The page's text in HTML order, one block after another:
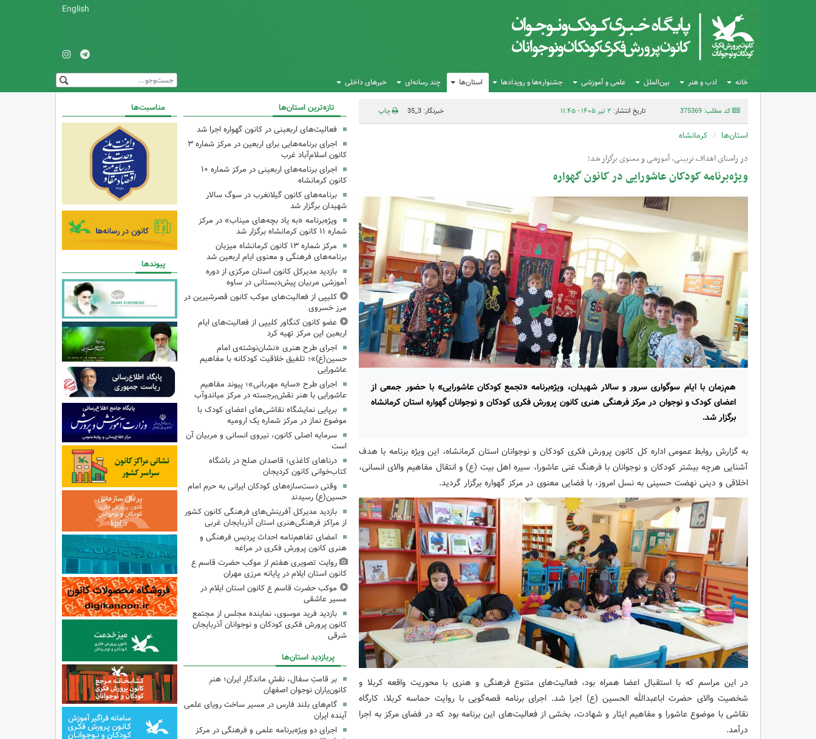
English
خانه ادب و هنر بین‌الملل علمی و آموزشی جشنواره‌ها و رویدادها استان‌ها چند رسانه‌ای خبرهای داخلی
کد مطلب: 375369 تاریخ انتشار: ۲ تیر ۱۴۰۵ - ۱۱:۴۵ خبرنگار: 3_35 چاپ
استان‌ها کرمانشاه
در راستای اهداف تربیتی، آموزشی و معنوی برگزار شد؛
ویژه‌برنامه‌ کودکان عاشورایی در کانون گهواره
هم‌زمان با ایام سوگواری سرور و سالار شهیدان، ویژه‌برنامه «تجمع کودکان عاشورایی» با حضور جمعی از
اعضای کودک و نوجوان در مرکز فرهنگی هنری کانون پرورش فکری کودکان و نوجوانان گهواره استان کرمانشاه
برگزار شد.
به گزارش روابط عمومی اداره کل کانون پرورش فکری کودکان و نوجوانان استان کرمانشاه، این ویژه برنامه با هدف
آشنایی هرچه بیشتر کودکان و نوجوانان با فرهنگ غنی عاشورا، سیره اهل بیت (ع) و انتقال مفاهیم والای انسانی،
اخلاقی و دینی نهضت حسینی به نسل امروز، با فضایی معنوی در مرکز گهواره برگزار گردید.
در این مراسم که با استقبال اعضا همراه بود، فعالیت‌های متنوع فرهنگی و هنری با محوریت واقعه کربلا و
شخصیت والای حضرت اباعبدالله الحسین (ع) اجرا شد. اجرای برنامه قصه‌گویی با روایت حماسه کربلا، کارگاه
نقاشی با موضوع عاشورا و مفاهیم ایثار و شهادت، بخشی از فعالیت‌های این برنامه بود که در فضای مرکز به اجرا
درآمد.
تازه‌ترین استان‌ها
فعالیت‌های اربعینی در کانون گهواره اجرا شد
اجرای برنامه‌هایی برای اربعین در مرکز شماره ۳
کانون اسلام‌آباد غرب
اجرای برنامه‌های اربعینی در مرکز شماره ۱۰
کانون کرمانشاه
برنامه‌های کانون گیلانغرب در سوگ سالار
شهیدان برگزار شد
ویژه‌برنامه «به یاد بچه‌های میناب» در مرکز
شماره ۱۱ کانون کرمانشاه برگزار شد
مرکز شماره ۱۳ کانون کرمانشاه میزبان
برنامه‌های فرهنگی و معنوی ایام اربعین شد
بازدید مدیرکل کانون استان مرکزی از دوره
آموزشی مربیان پیش‌دبستانی در ساوه
کلیپی از فعالیت‌های موکب کانون قصرشیرین در
مرز خسروی
عضو کانون کنگاور کلیپی از فعالیت‌های ایام
اربعین این مرکز تهیه کرد
اجرای طرح هنری «نشان‌نوشته‌ی امام
حسین(ع)»؛ تلفیق خلاقیت کودکانه با مفاهیم
عاشورایی
اجرای طرح «سایه مهربانی»؛ پیوند مفاهیم
عاشورایی با هنر نقش‌برجسته در مرکز میاندوآب
برپایی نمایشگاه نقاشی‌های اعضای کودک با
موضوع نماز در مرکز شماره یک ارومیه
سرمایه اصلی کانون، نیروی انسانی و مربیان آن
است
درناهای کاغذی؛ قاصدان صلح در باشگاه
کتاب‌خوانی کانون کردیجان
وقتی دست‌سازه‌های کودکان ایرانی به حرم امام
حسین(ع) رسیدند
بازدید مدیرکل آفرینش‌های فرهنگی کانون کشور
از مراکز فرهنگی‌هنری استان آذربایجان غربی
امضای تفاهم‌نامه احداث پردیس فرهنگی و
هنری کانون پرورش فکری در مراغه
روایت تصویری هفتم از موکب حضرت قاسم ع
کانون استان ایلام در پایانه مرزی مهران
موکب حضرت قاسم ع کانون استان ایلام در
مسیر عاشقی
بازدید فرید موسوی، نماینده مجلس از مجتمع
کانون پرورش فکری کودکان و نوجوانان آذربایجان
شرقی
پربازدید استان‌ها
بر قامتِ سفال، نقشِ ماندگارِ ایران؛ هنرِ
کانون‌یاران نوجوان اصفهان
گام‌های بلند فارس در مسیر ساخت رویای علمی
آینده ایران
اجرای دو ویژه‌برنامه علمی و فرهنگی در مرکز
مناسبت‌ها
پیوندها